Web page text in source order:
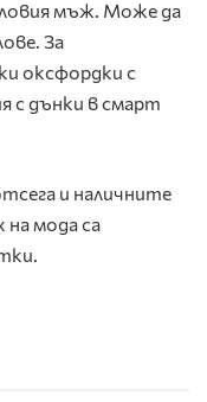
мъж. Може да
За
оксфордки с
с дънки в смарт
и наличните
мода са